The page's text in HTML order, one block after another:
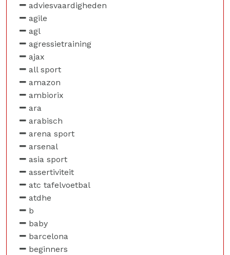
adviesvaardigheden
agile
agl
agressietraining
ajax
all sport
amazon
ambiorix
ara
arabisch
arena sport
arsenal
asia sport
assertiviteit
atc tafelvoetbal
atdhe
b
baby
barcelona
beginners